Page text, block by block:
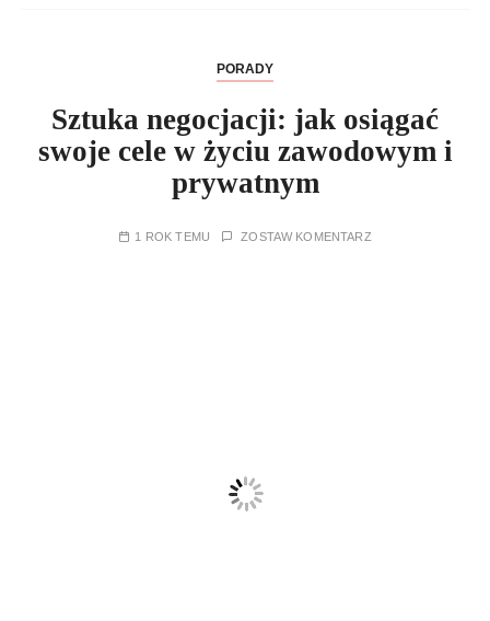
PORADY
Sztuka negocjacji: jak osiągać
swoje cele w życiu zawodowym i
prywatnym
1 ROK TEMU ZOSTAW KOMENTARZ